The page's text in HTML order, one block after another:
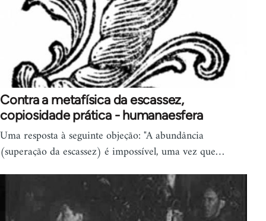
Contra a metafísica da escassez,
copiosidade prática - humanaesfera
Uma resposta à seguinte objeção: "A abundância
(superação da escassez) é impossível, uma vez que…